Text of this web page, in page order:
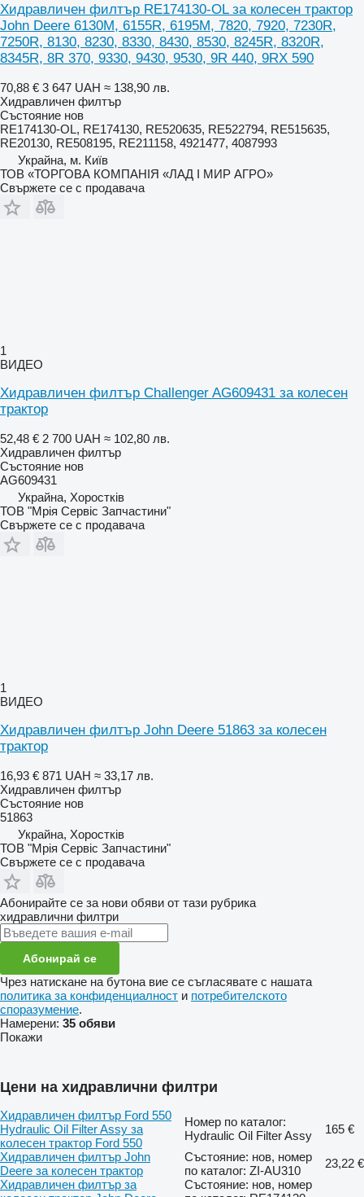
Хидравличен филтър RE174130-OL за колесен трактор
John Deere 6130M, 6155R, 6195M, 7820, 7920, 7230R,
7250R, 8130, 8230, 8330, 8430, 8530, 8245R, 8320R,
8345R, 8R 370, 9330, 9430, 9530, 9R 440, 9RX 590
70,88 € 3 647 UAH ≈ 138,90 лв.
Хидравличен филтър
Състояние нов
RE174130-OL, RE174130, RE520635, RE522794, RE515635,
RE20130, RE508195, RE211158, 4921477, 4087993
Украйна, м. Київ
ТОВ «ТОРГОВА КОМПАНІЯ «ЛАД І МИР АГРО»
Свържете се с продавача
1
ВИДЕО
Хидравличен филтър Challenger AG609431 за колесен
трактор
52,48 € 2 700 UAH ≈ 102,80 лв.
Хидравличен филтър
Състояние нов
AG609431
Украйна, Хоростків
ТОВ "Мрія Сервіс Запчастини"
Свържете се с продавача
1
ВИДЕО
Хидравличен филтър John Deere 51863 за колесен
трактор
16,93 € 871 UAH ≈ 33,17 лв.
Хидравличен филтър
Състояние нов
51863
Украйна, Хоростків
ТОВ "Мрія Сервіс Запчастини"
Свържете се с продавача
Абонирайте се за нови обяви от тази рубрика
хидравлични филтри
Абонирай се
Чрез натискане на бутона вие се съгласявате с нашата
политика за конфиденциалност и потребителското
споразумение.
Намерени: 35 обяви
Покажи
Цени на хидравлични филтри
Хидравличен филтър Ford 550
Hydraulic Oil Filter Assy за
колесен трактор Ford 550
Номер по каталог:
Hydraulic Oil Filter Assy
165 €
Хидравличен филтър John
Deere за колесен трактор
Състояние: нов, номер
по каталог: ZI-AU310
23,22 €
Хидравличен филтър за
Състояние: нов, номер